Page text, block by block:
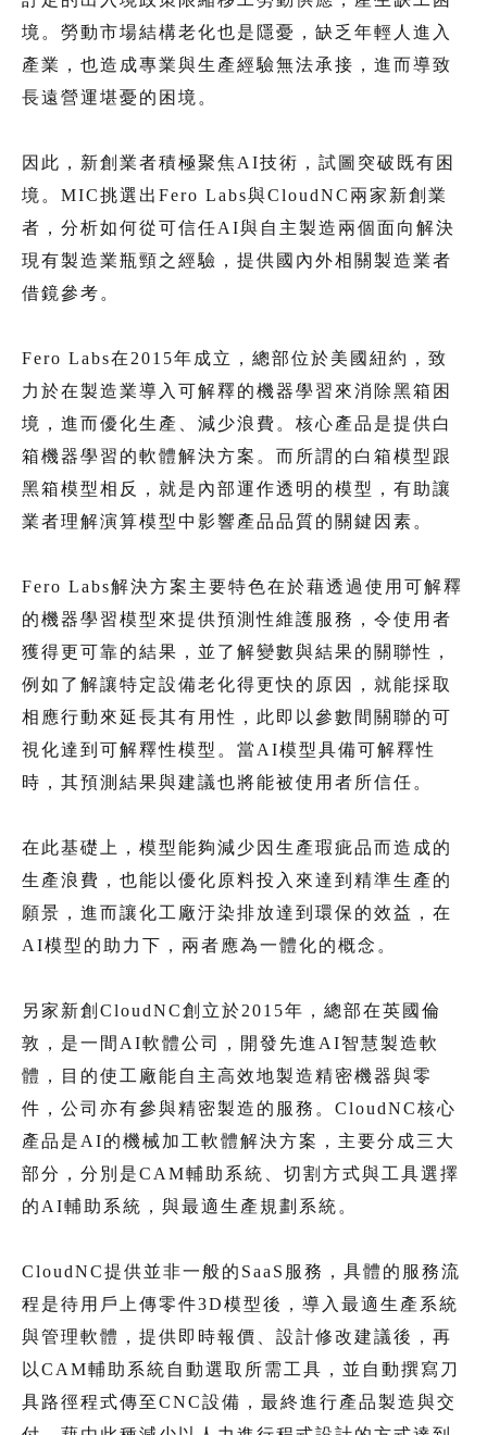
境。勞動市場結構老化也是隱憂，缺乏年輕人進入
產業，也造成專業與生產經驗無法承接，進而導致
長遠營運堪憂的困境。
因此，新創業者積極聚焦AI技術，試圖突破既有困
境。MIC挑選出Fero Labs與CloudNC兩家新創業
者，分析如何從可信任AI與自主製造兩個面向解決
現有製造業瓶頸之經驗，提供國內外相關製造業者
借鏡參考。
Fero Labs在2015年成立，總部位於美國紐約，致
力於在製造業導入可解釋的機器學習來消除黑箱困
境，進而優化生產、減少浪費。核心產品是提供白
箱機器學習的軟體解決方案。而所謂的白箱模型跟
黑箱模型相反，就是內部運作透明的模型，有助讓
業者理解演算模型中影響產品品質的關鍵因素。
Fero Labs解決方案主要特色在於藉透過使用可解釋
的機器學習模型來提供預測性維護服務，令使用者
獲得更可靠的結果，並了解變數與結果的關聯性，
例如了解讓特定設備老化得更快的原因，就能採取
相應行動來延長其有用性，此即以參數間關聯的可
視化達到可解釋性模型。當AI模型具備可解釋性
時，其預測結果與建議也將能被使用者所信任。
在此基礎上，模型能夠減少因生產瑕疵品而造成的
生產浪費，也能以優化原料投入來達到精準生產的
願景，進而讓化工廠汙染排放達到環保的效益，在
AI模型的助力下，兩者應為一體化的概念。
另家新創CloudNC創立於2015年，總部在英國倫
敦，是一間AI軟體公司，開發先進AI智慧製造軟
體，目的使工廠能自主高效地製造精密機器與零
件，公司亦有參與精密製造的服務。CloudNC核心
產品是AI的機械加工軟體解決方案，主要分成三大
部分，分別是CAM輔助系統、切割方式與工具選擇
的AI輔助系統，與最適生產規劃系統。
CloudNC提供並非一般的SaaS服務，具體的服務流
程是待用戶上傳零件3D模型後，導入最適生產系統
與管理軟體，提供即時報價、設計修改建議後，再
以CAM輔助系統自動選取所需工具，並自動撰寫刀
具路徑程式傳至CNC設備，最終進行產品製造與交